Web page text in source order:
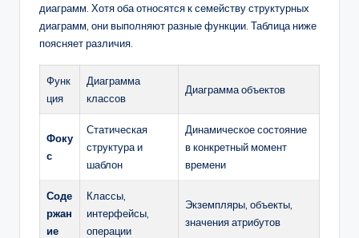
диаграмм. Хотя оба относятся к семейству структурных
диаграмм, они выполняют разные функции. Таблица ниже
поясняет различия.
Функ
ция
Диаграмма
классов
Диаграмма объектов
Фоку
с
Статическая
структура и
шаблон
Динамическое состояние
в конкретный момент
времени
Соде
ржан
ие
Классы,
интерфейсы,
операции
Экземпляры, объекты,
значения атрибутов